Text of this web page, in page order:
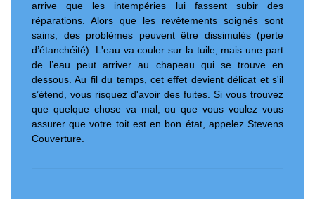
arrive que les intempéries lui fassent subir des
réparations. Alors que les revêtements soignés sont
sains, des problèmes peuvent être dissimulés (perte
d’étanchéité). L'eau va couler sur la tuile, mais une part
de l’eau peut arriver au chapeau qui se trouve en
dessous. Au fil du temps, cet effet devient délicat et s'il
s’étend, vous risquez d'avoir des fuites. Si vous trouvez
que quelque chose va mal, ou que vous voulez vous
assurer que votre toit est en bon état, appelez Stevens
Couverture.